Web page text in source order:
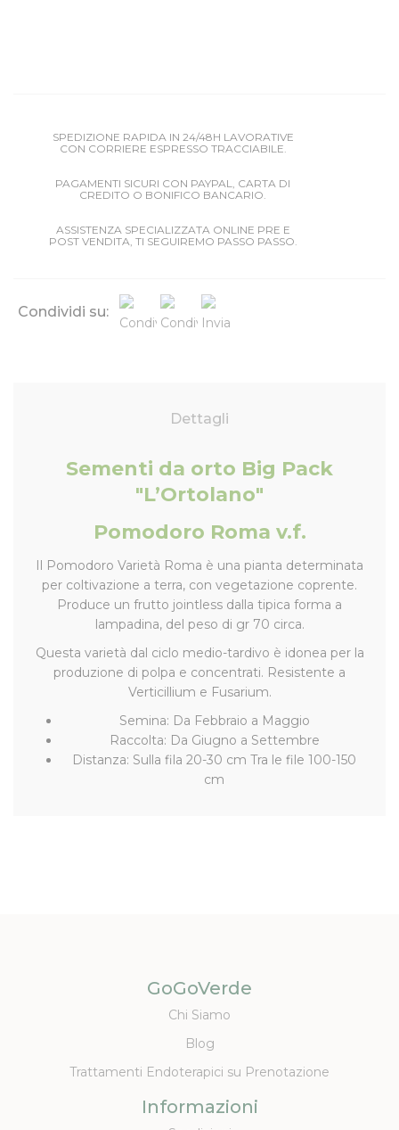
SPEDIZIONE RAPIDA IN 24/48H LAVORATIVE
CON CORRIERE ESPRESSO TRACCIABILE.
PAGAMENTI SICURI CON PAYPAL, CARTA DI
CREDITO O BONIFICO BANCARIO.
ASSISTENZA SPECIALIZZATA ONLINE PRE E
POST VENDITA, TI SEGUIREMO PASSO PASSO.
Condividi su:
Dettagli
Sementi da orto Big Pack
"L’Ortolano"
Pomodoro Roma v.f.
Il Pomodoro Varietà Roma è una pianta determinata
per coltivazione a terra, con vegetazione coprente.
Produce un frutto jointless dalla tipica forma a
lampadina, del peso di gr 70 circa.
Questa varietà dal ciclo medio-tardivo è idonea per la
produzione di polpa e concentrati. Resistente a
Verticillium e Fusarium.
Semina: Da Febbraio a Maggio
Raccolta: Da Giugno a Settembre
Distanza: Sulla fila 20-30 cm Tra le file 100-150
cm
GoGoVerde
Chi Siamo
Blog
Trattamenti Endoterapici su Prenotazione
Informazioni